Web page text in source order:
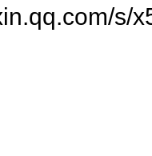
s/